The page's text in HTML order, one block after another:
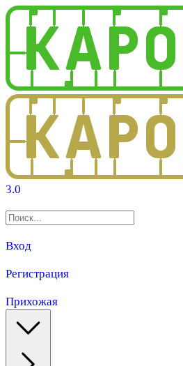
3.0
Вход
Регистрация
Прихожая